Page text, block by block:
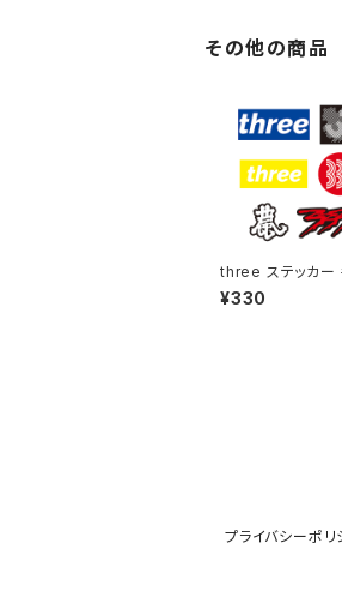
その他の商品
three ステッカー
1
¥330
プライバシーポリ